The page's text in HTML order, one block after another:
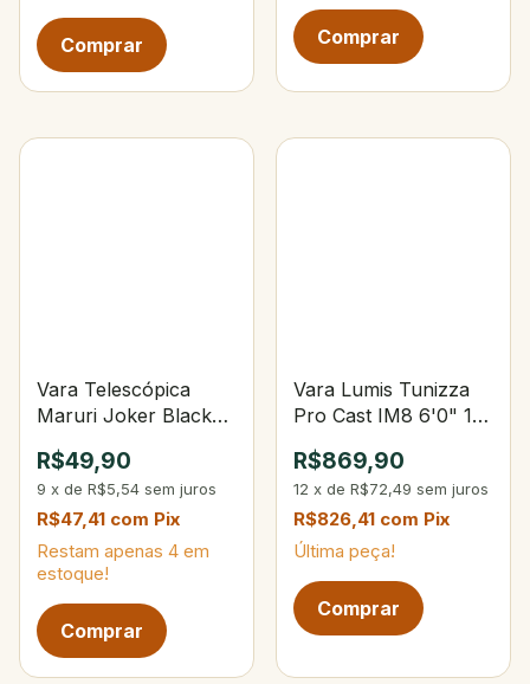
Vara Telescópica
Maruri Joker Black
R$49,90
9 x de R$5,54 sem juros
R$47,41 com Pix
Restam apenas 4 em
estoque!
Vara Lumis Tunizza
Pro Cast IM8 6'0" 15-
R$869,90
12 x de R$72,49 sem juros
R$826,41 com Pix
Última peça!